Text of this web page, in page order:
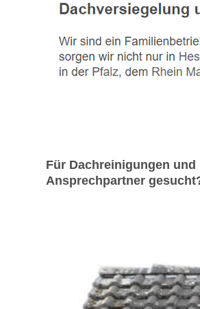
Für Dachreinigungen
Ansprechpartner